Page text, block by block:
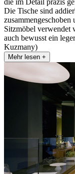
die im Detail präzis
Die Tische sind
Sitzmöbel verwendet
auch bewusst ein
Kuzmany)
Mehr lesen +